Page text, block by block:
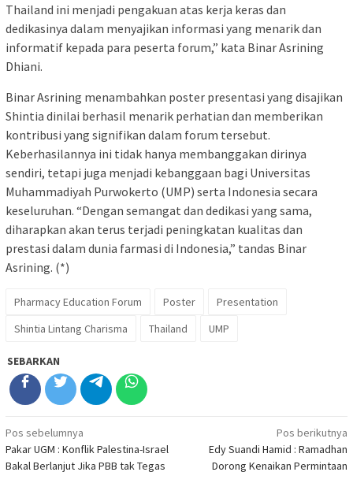
Thailand ini menjadi pengakuan atas kerja keras dan
dedikasinya dalam menyajikan informasi yang menarik dan
informatif kepada para peserta forum,” kata Binar Asrining
Dhiani.
Binar Asrining menambahkan poster presentasi yang disajikan
Shintia dinilai berhasil menarik perhatian dan memberikan
kontribusi yang signifikan dalam forum tersebut.
Keberhasilannya ini tidak hanya membanggakan dirinya
sendiri, tetapi juga menjadi kebanggaan bagi Universitas
Muhammadiyah Purwokerto (UMP) serta Indonesia secara
keseluruhan. “Dengan semangat dan dedikasi yang sama,
diharapkan akan terus terjadi peningkatan kualitas dan
prestasi dalam dunia farmasi di Indonesia,” tandas Binar
Asrining. (*)
Pharmacy Education Forum Poster
Presentation
Shintia Lintang Charisma
Thailand UMP
SEBARKAN
Navigasi
pos
Pos sebelumnya
Pakar UGM : Konflik Palestina-Israel
Bakal Berlanjut Jika PBB tak Tegas
Pos berikutnya
Edy Suandi Hamid : Ramadhan
Dorong Kenaikan Permintaan